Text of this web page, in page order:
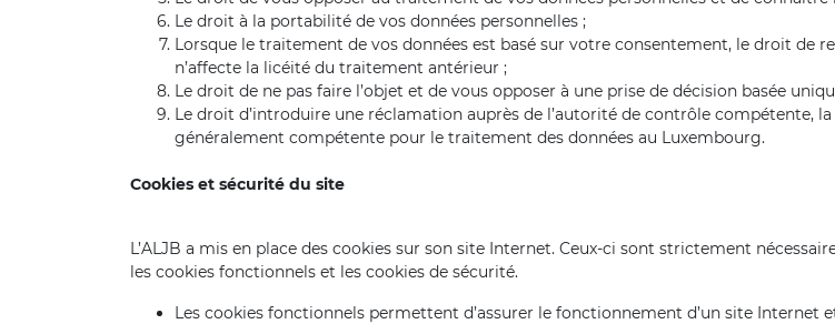
Le droit à la portabilité de vos données personnelles ;
Lorsque le traitement de vos données est basé sur votre consentement, le droit
n’affecte la licéité du traitement antérieur ;
Le droit de ne pas faire l’objet et de vous opposer à une prise de décision basée
Le droit d’introduire une réclamation auprès de l’autorité de contrôle compétente,
généralement compétente pour le traitement des données au Luxembourg.
Cookies et sécurité du site
L’ALJB a mis en place des cookies sur son site Internet. Ceux-ci sont strictement
les cookies fonctionnels et les cookies de sécurité.
Les cookies fonctionnels permettent d’assurer le fonctionnement d’un site Internet